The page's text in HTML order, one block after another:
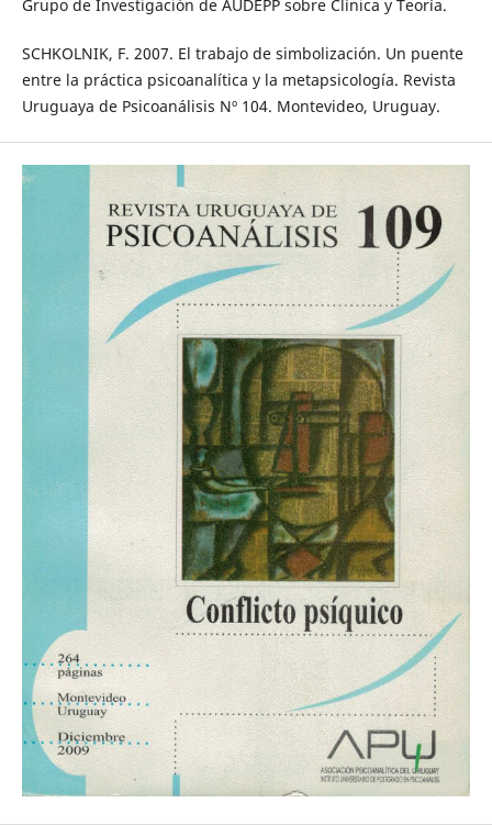
Grupo de Investigación de AUDEPP sobre Clínica y Teoría.
SCHKOLNIK, F. 2007. El trabajo de simbolización. Un puente
entre la práctica psicoanalítica y la metapsicología. Revista
Uruguaya de Psicoanálisis Nº 104. Montevideo, Uruguay.